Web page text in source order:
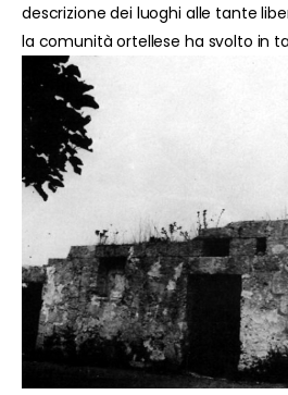
descrizione dei luoghi alle tante
la comunità ortellese ha svolto in